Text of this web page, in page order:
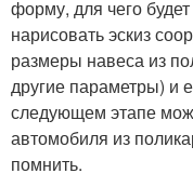
форму, для чего
нарисовать эскиз
размеры навеса из
другие параметры) и
следующем этапе
автомобиля из
помнить.